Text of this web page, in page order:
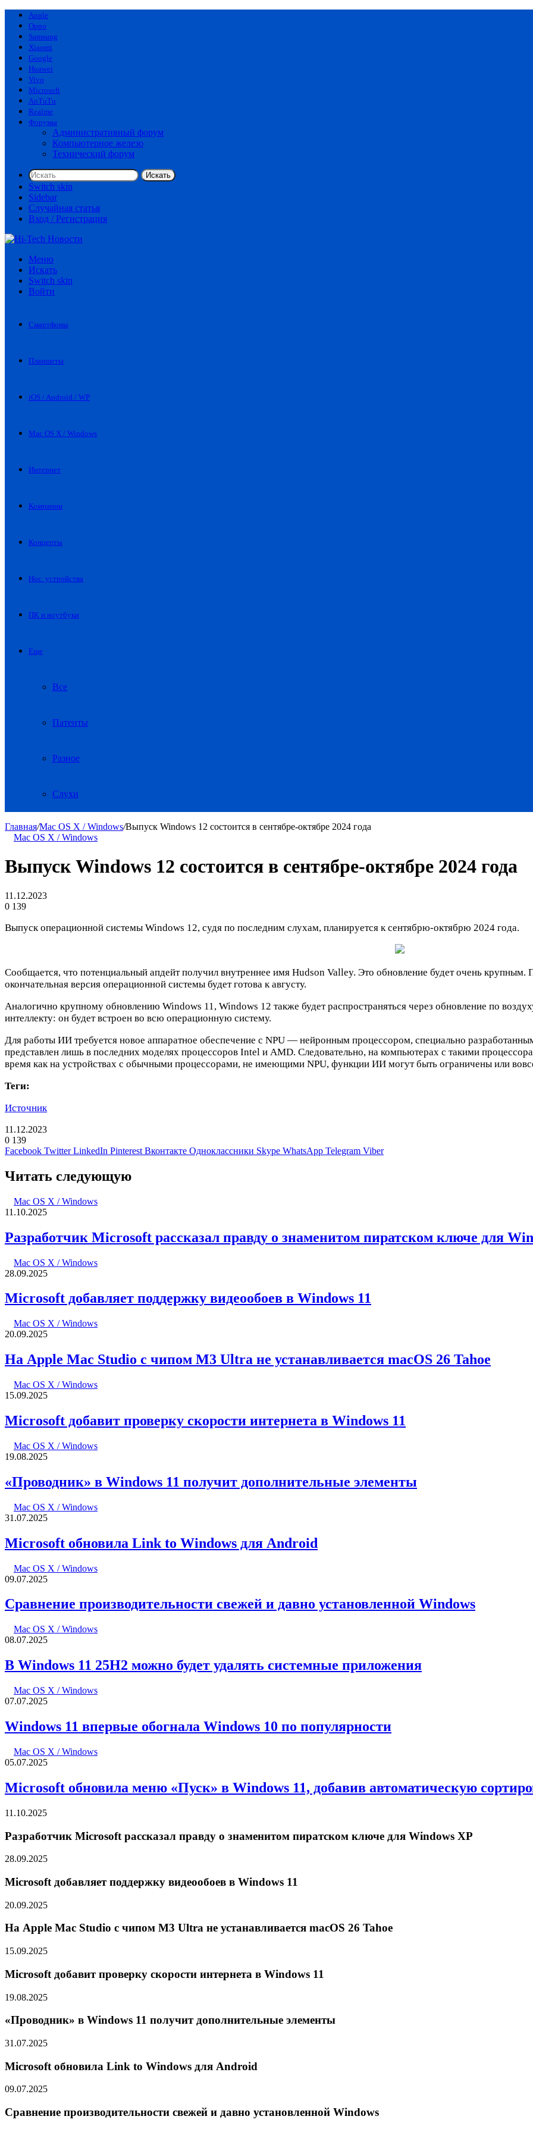
Apple
Oppo
Samsung
Xiaomi
Google
Huawei
Vivo
Microsoft
AnTuTu
Realme
Форумы
Административный форум
Компьютерное железо
Технический форум
Искать
Switch skin
Sidebar
Случайная статья
Вход / Регистрация
Меню
Искать
Switch skin
Войти
Смартфоны
Планшеты
iOS / Android / WP
Mac OS X / Windows
Интернет
Компании
Концепты
Нос. устройства
ПК и ноутбуки
Еще
Все
Патенты
Разное
Слухи
Главная/Mac OS X / Windows/Выпуск Windows 12 состоится в сентябре-октябре 2024 года
Mac OS X / Windows
Выпуск Windows 12 состоится в сентябре-октябре 2024 года
11.12.2023
0 139
Выпуск операционной системы Windows 12, судя по последним слухам, планируется к сентябрю-октябрю 2024 года.
Сообщается, что потенциальный апдейт получил внутреннее имя Hudson Valley. Это обновление будет очень крупным.
окончательная версия операционной системы будет готова к августу.
Аналогично крупному обновлению Windows 11, Windows 12 также будет распространяться через обновление по
интеллекту: он будет встроен во всю операционную систему.
Для работы ИИ требуется новое аппаратное обеспечение с NPU — нейронным процессором, специально
представлен лишь в последних моделях процессоров Intel и AMD. Следовательно, на компьютерах с такими
время как на устройствах с обычными процессорами, не имеющими NPU, функции ИИ могут быть ограничены или
Теги:
Источник
11.12.2023
0 139
Facebook Twitter LinkedIn Pinterest Вконтакте Одноклассники Skype WhatsApp Telegram Viber
Читать следующую
Mac OS X / Windows
11.10.2025
Разработчик Microsoft рассказал правду о знаменитом пиратском ключе для
Mac OS X / Windows
28.09.2025
Microsoft добавляет поддержку видеообоев в Windows 11
Mac OS X / Windows
20.09.2025
На Apple Mac Studio с чипом M3 Ultra не устанавливается macOS 26 Tahoe
Mac OS X / Windows
15.09.2025
Microsoft добавит проверку скорости интернета в Windows 11
Mac OS X / Windows
19.08.2025
«Проводник» в Windows 11 получит дополнительные элементы
Mac OS X / Windows
31.07.2025
Microsoft обновила Link to Windows для Android
Mac OS X / Windows
09.07.2025
Сравнение производительности свежей и давно установленной Windows
Mac OS X / Windows
08.07.2025
В Windows 11 25H2 можно будет удалять системные приложения
Mac OS X / Windows
07.07.2025
Windows 11 впервые обогнала Windows 10 по популярности
Mac OS X / Windows
05.07.2025
Microsoft обновила меню «Пуск» в Windows 11, добавив автоматическую
11.10.2025
Разработчик Microsoft рассказал правду о знаменитом пиратском ключе для Windows XP
28.09.2025
Microsoft добавляет поддержку видеообоев в Windows 11
20.09.2025
На Apple Mac Studio с чипом M3 Ultra не устанавливается macOS 26 Tahoe
15.09.2025
Microsoft добавит проверку скорости интернета в Windows 11
19.08.2025
«Проводник» в Windows 11 получит дополнительные элементы
31.07.2025
Microsoft обновила Link to Windows для Android
09.07.2025
Сравнение производительности свежей и давно установленной Windows